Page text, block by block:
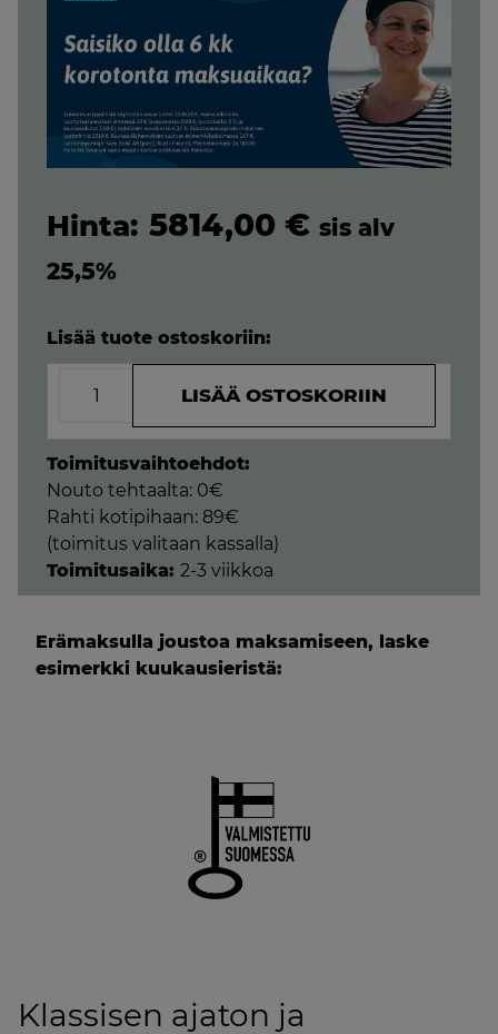
5814,00 € sis alv
25,5%
Lisää tuote ostoskoriin:
istuttava
musta
nahkasohva
(lena
täysnahkaverhoilu)
määrä
LISÄÄ OSTOSKORIIN
Toimitusvaihtoehdot:
Nouto tehtaalta: 0€
Rahti kotipihaan: 89€
(toimitus valitaan kassalla)
Toimitusaika: 2-3 viikkoa
Erämaksulla joustoa maksamiseen, laske
esimerkki kuukausieristä:
Klassisen ajaton ja